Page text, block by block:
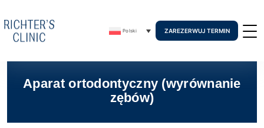
Polski ZAREZERWUJ TERMIN
Aparat ortodontyczny (wyrównanie
zębów)